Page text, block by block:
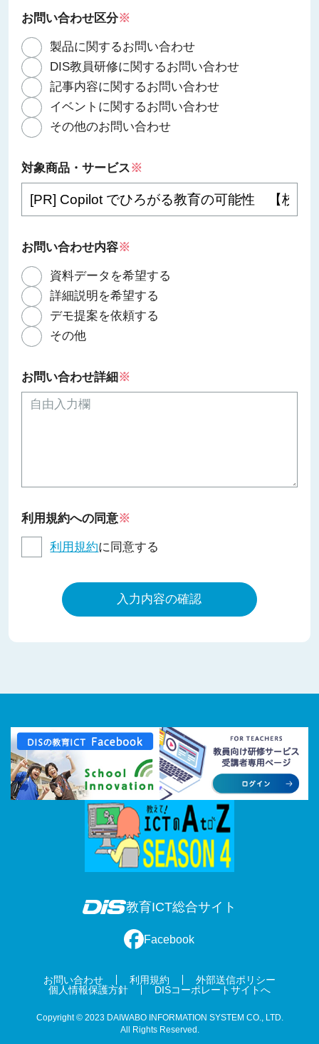
お問い合わせ区分※
製品に関するお問い合わせ
DIS教員研修に関するお問い合わせ
記事内容に関するお問い合わせ
イベントに関するお問い合わせ
その他のお問い合わせ
対象商品・サービス※
お問い合わせ内容※
資料データを希望する
詳細説明を希望する
デモ提案を依頼する
その他
お問い合わせ詳細※
利用規約への同意※
利用規約に同意する
入力内容の確認
教育ICT総合サイト
Facebook
お問い合わせ 利用規約
外部送信ポリシー
個人情報保護方針
DISコーポレートサイトへ
Copyright © 2023 DAIWABO INFORMATION SYSTEM CO., LTD.
All Rights Reserved.